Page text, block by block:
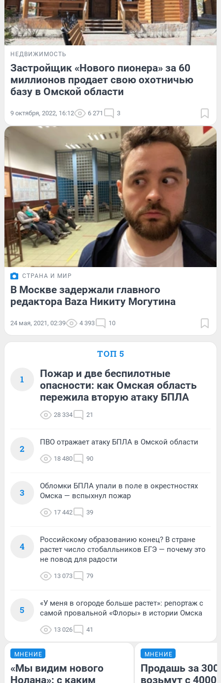
НЕДВИЖИМОСТЬ
Застройщик «Нового пионера» за 60
миллионов продает свою охотничью
базу в Омской области
9 октября, 2022, 16:12 6 271 3
СТРАНА И МИР
В Москве задержали главного
редактора Baza Никиту Могутина
24 мая, 2021, 02:39 4 393 10
ТОП 5
1
Пожар и две беспилотные
опасности: как Омская область
пережила вторую атаку БПЛА
28 334 21
2
ПВО отражает атаку БПЛА в Омской области
18 480 90
3
Обломки БПЛА упали в поле в окрестностях
Омска — вспыхнул пожар
17 442 39
4
Российскому образованию конец? В стране
растет число стобалльников ЕГЭ — почему это
не повод для радости
13 073 79
5
«У меня в огороде больше растет»: репортаж с
самой провальной «Флоры» в истории Омска
13 026 41
МНЕНИЕ
«Мы видим нового
Нолана»: с каким
МНЕНИЕ
Продашь за
возьмут с